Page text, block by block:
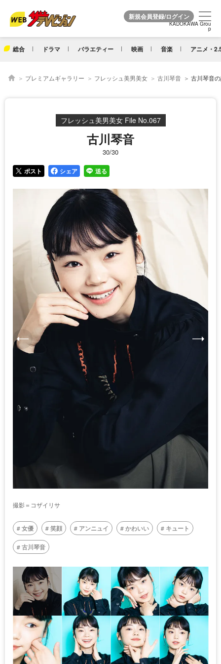
KADOKAWA Grou
p
総合 ドラマ バラエティー 映画 音楽 アニメ・
KADOKAWA Grou
p
プレミアムギャラリー フレッシュ美男美女 古川琴音 古川琴音
フレッシュ美男美女 File No.067
古川琴音
30/30
ポスト シェア 送る
撮影＝コザイリサ
女優 笑顔 アンニュイ かわいい キュート
古川琴音